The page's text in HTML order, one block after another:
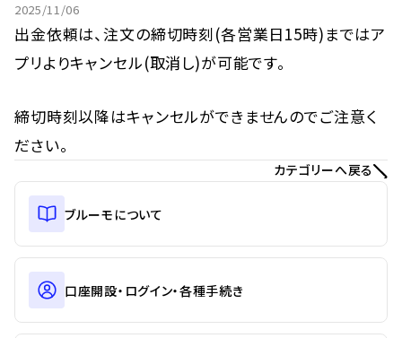
2025/11/06
出金依頼は、注文の締切時刻(各営業日15時)まではア
プリよりキャンセル(取消し)が可能です。
締切時刻以降はキャンセルができませんのでご注意く
ださい。
カテゴリーへ戻る
ブルーモについて
口座開設・ログイン・各種手続き